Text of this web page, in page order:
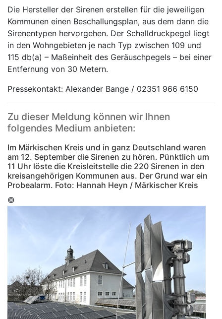
Die Hersteller der Sirenen erstellen für die jeweiligen
Kommunen einen Beschallungsplan, aus dem dann die
Sirenentypen hervorgehen. Der Schalldruckpegel liegt
in den Wohngebieten je nach Typ zwischen 109 und
115 db(a) – Maßeinheit des Geräuschpegels – bei einer
Entfernung von 30 Metern.
Pressekontakt: Alexander Bange / 02351 966 6150
Zu dieser Meldung können wir Ihnen
folgendes Medium anbieten:
Im Märkischen Kreis und in ganz Deutschland waren
am 12. September die Sirenen zu hören. Pünktlich um
11 Uhr löste die Kreisleitstelle die 220 Sirenen in den
kreisangehörigen Kommunen aus. Der Grund war ein
Probealarm. Foto: Hannah Heyn / Märkischer Kreis
©